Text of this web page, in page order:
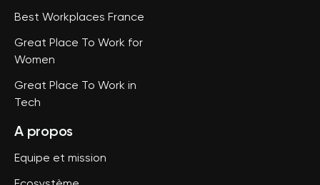
Best Workplaces France
Great Place To Work for
Women
Great Place To Work in
Tech
A propos
Equipe et mission